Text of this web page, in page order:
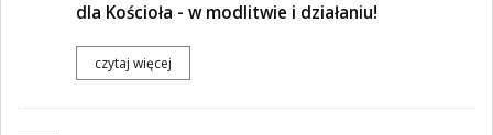
dla Kościoła - w modlitwie i działaniu!
czytaj więcej